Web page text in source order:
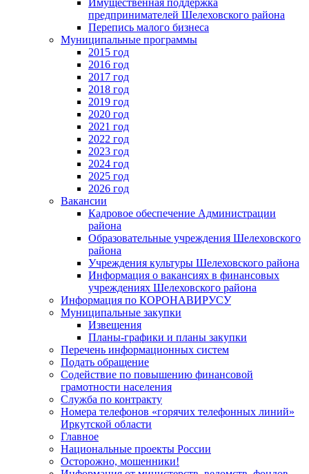
предпринимателей Шелеховского района
Перепись малого бизнеса
Муниципальные программы
2015 год
2016 год
2017 год
2018 год
2019 год
2020 год
2021 год
2022 год
2023 год
2024 год
2025 год
2026 год
Вакансии
Кадровое обеспечение Администрации
района
Образовательные учреждения Шелеховского
района
Учреждения культуры Шелеховского района
Информация о вакансиях в финансовых
учреждениях Шелеховского района
Информация по КОРОНАВИРУСУ
Муниципальные закупки
Извещения
Планы-графики и планы закупки
Перечень информационных систем
Подать обращение
Содействие по повышению финансовой
грамотности населения
Служба по контракту
Номера телефонов «горячих телефонных линий»
Иркутской области
Главное
Национальные проекты России
Осторожно, мошенники!